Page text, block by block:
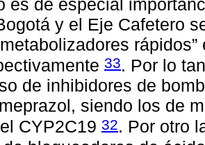
es de especial
y el Eje Cafetero
33. Por lo
de inhibidores de
siendo los de
CYP2C19 32. Por otro